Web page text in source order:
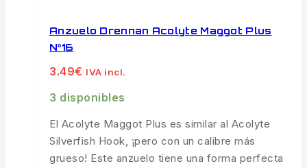
Anzuelo Drennan Acolyte Maggot Plus
Nº16
3.49€ IVA incl.
3 disponibles
El Acolyte Maggot Plus es similar al Acolyte
Silverfish Hook, ¡pero con un calibre más
grueso! Este anzuelo tiene una forma perfecta